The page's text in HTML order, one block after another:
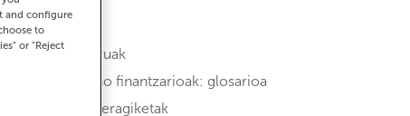
Aseguruak
Termino finantzarioak: glosarioa
Ohiko eragiketak
and configure
to
or "Reject